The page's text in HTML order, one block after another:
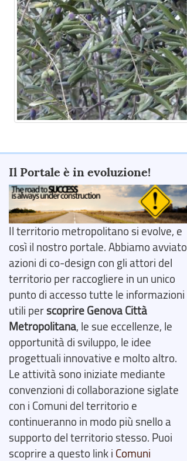
Il Portale è in evoluzione!
Il territorio metropolitano si evolve, e
così il nostro portale. Abbiamo avviato
azioni di co-design con gli attori del
territorio per raccogliere in un unico
punto di accesso tutte le informazioni
utili perscoprire Genova Città
Metropolitana, le sue eccellenze, le
opportunità di sviluppo, le idee
progettuali innovative e molto altro.
Le attività sono iniziate mediante
convenzioni di collaborazione siglate
con i Comuni del territorio e
continueranno in modo più snello a
supporto del territorio stesso. Puoi
scoprire a questo link i Comuni